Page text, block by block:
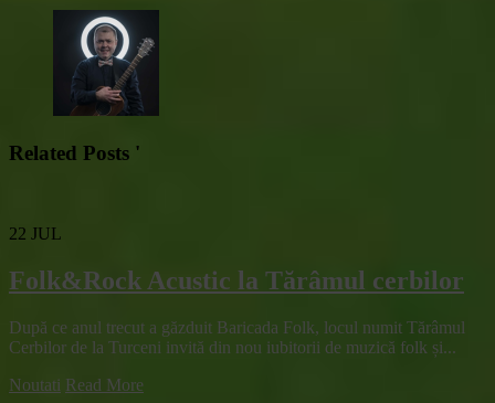
Related Posts '
22 JUL
Folk&Rock Acustic la Tărâmul cerbilor
După ce anul trecut a găzduit Baricada Folk, locul numit Tărâmul
Cerbilor de la Turceni invită din nou iubitorii de muzică folk și...
Noutati Read More